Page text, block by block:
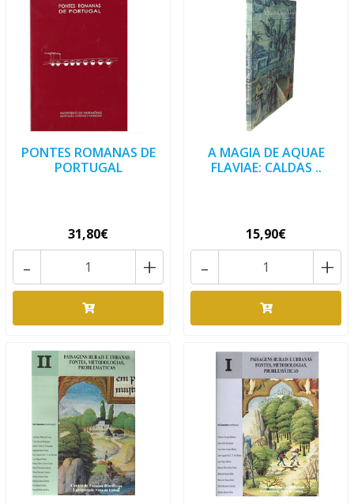
PONTES ROMANAS DE
PORTUGAL
31,80€
+
-
A MAGIA DE AQUAE
FLAVIAE: CALDAS ..
15,90€
+
-